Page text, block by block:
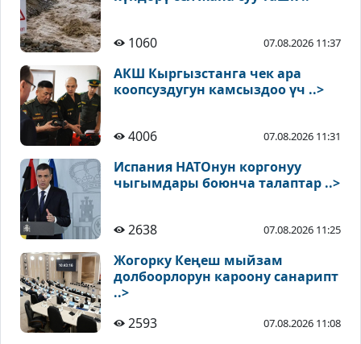
1060 07.08.2026 11:37
АКШ Кыргызстанга чек ара
коопсуздугун камсыздоо үч ..>
4006 07.08.2026 11:31
Испания НАТОнун коргонуу
чыгымдары боюнча талаптар ..>
2638 07.08.2026 11:25
Жогорку Кеңеш мыйзам
долбоорлорун кароону санарипт
..>
2593
07.08.2026 11:08